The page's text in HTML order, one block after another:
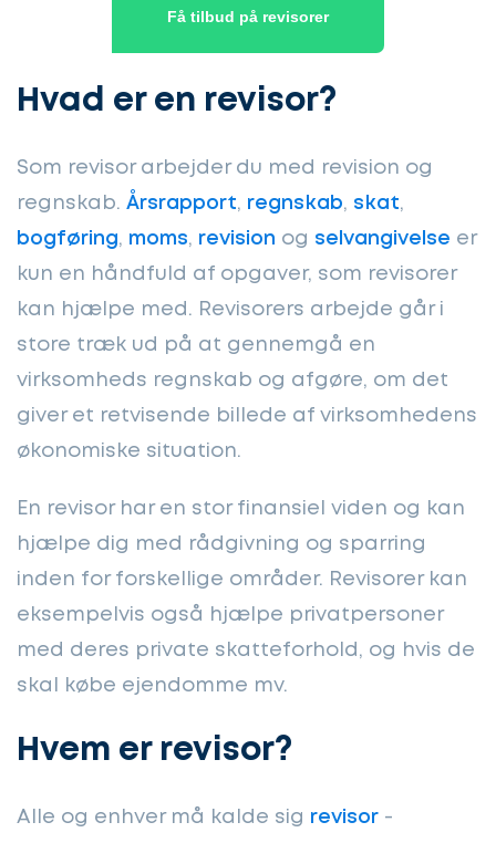
Få tilbud på revisorer
Hvad er en revisor?
Som revisor arbejder du med revision og
regnskab. Årsrapport, regnskab, skat,
bogføring, moms, revision og selvangivelse er
kun en håndfuld af opgaver, som revisorer
kan hjælpe med. Revisorers arbejde går i
store træk ud på at gennemgå en
virksomheds regnskab og afgøre, om det
giver et retvisende billede af virksomhedens
økonomiske situation.
En revisor har en stor finansiel viden og kan
hjælpe dig med rådgivning og sparring
inden for forskellige områder. Revisorer kan
eksempelvis også hjælpe privatpersoner
med deres private skatteforhold, og hvis de
skal købe ejendomme mv.
Hvem er revisor?
Alle og enhver må kalde sig revisor -